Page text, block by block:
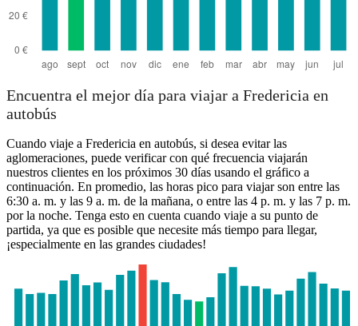
Encuentra el mejor día para viajar a Fredericia en
autobús
Cuando viaje a Fredericia en autobús, si desea evitar las
aglomeraciones, puede verificar con qué frecuencia viajarán
nuestros clientes en los próximos 30 días usando el gráfico a
continuación. En promedio, las horas pico para viajar son entre las
6:30 a. m. y las 9 a. m. de la mañana, o entre las 4 p. m. y las 7 p. m.
por la noche. Tenga esto en cuenta cuando viaje a su punto de
partida, ya que es posible que necesite más tiempo para llegar,
¡especialmente en las grandes ciudades!